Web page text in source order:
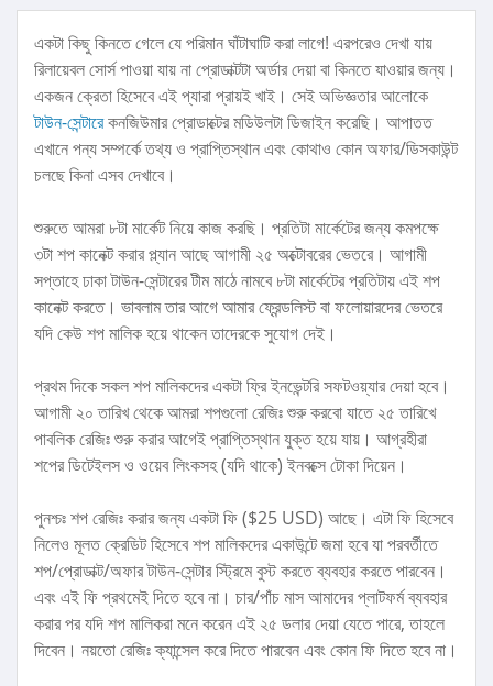
একটা কিছু কিনতে গেলে যে পরিমান ঘাঁটাঘাটি করা লাগে! এরপরেও দেখা যায়
রিলায়েবল সোর্স পাওয়া যায় না প্রোডাক্টটা অর্ডার দেয়া বা কিনতে যাওয়ার জন্য।
একজন ক্রেতা হিসেবে এই প্যারা প্রায়ই খাই। সেই অভিজ্ঞতার আলোকে
টাউন-সেন্টারেকনজিউমার প্রোডাক্টের মডিউলটা ডিজাইন করেছি। আপাতত
এখানে পন্য সম্পর্কে তথ্য ও প্রাপ্তিস্থান এবং কোথাও কোন অফার/ডিসকাউন্ট
চলছে কিনা এসব দেখাবে।
শুরুতে আমরা ৮টা মার্কেট নিয়ে কাজ করছি। প্রতিটা মার্কেটের জন্য কমপক্ষে
৩টা শপ কানেক্ট করার প্ল্যান আছে আগামী ২৫ অক্টোবরের ভেতরে। আগামী
সপ্তাহে ঢাকা টাউন-সেন্টারের টীম মাঠে নামবে ৮টা মার্কেটের প্রতিটায় এই শপ
কানেক্ট করতে। ভাবলাম তার আগে আমার ফ্রেন্ডলিস্ট বা ফলোয়ারদের ভেতরে
যদি কেউ শপ মালিক হয়ে থাকেন তাদেরকে সুযোগ দেই।
প্রথম দিকে সকল শপ মালিকদের একটা ফ্রি ইনভেন্টরি সফটওয়্যার দেয়া হবে।
আগামী ২০ তারিখ থেকে আমরা শপগুলো রেজিঃ শুরু করবো যাতে ২৫ তারিখে
পাবলিক রেজিঃ শুরু করার আগেই প্রাপ্তিস্থান যুক্ত হয়ে যায়। আগ্রহীরা
শপের ডিটেইলস ও ওয়েব লিংকসহ (যদি থাকে) ইনবক্সে টোকা দিয়েন।
পুনশ্চঃ শপ রেজিঃ করার জন্য একটা ফি ($25 USD) আছে। এটা ফি হিসেবে
নিলেও মূলত ক্রেডিট হিসেবে শপ মালিকদের একাউন্টে জমা হবে যা পরবর্তীতে
শপ/প্রোডাক্ট/অফার টাউন-সেন্টার স্ট্রিমে বুস্ট করতে ব্যবহার করতে পারবেন।
এবং এই ফি প্রথমেই দিতে হবে না। চার/পাঁচ মাস আমাদের প্লাটফর্ম ব্যবহার
করার পর যদি শপ মালিকরা মনে করেন এই ২৫ ডলার দেয়া যেতে পারে, তাহলে
দিবেন। নয়তো রেজিঃ ক্যান্সেল করে দিতে পারবেন এবং কোন ফি দিতে হবে না।